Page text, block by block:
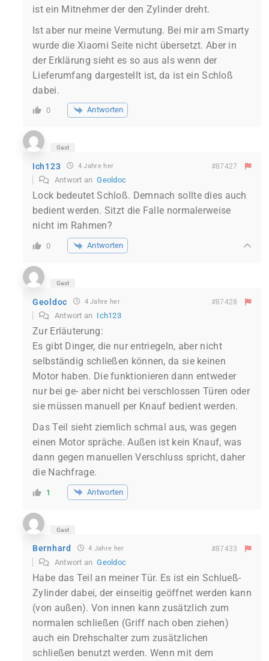
ist ein Mitnehmer der den Zylinder dreht.
Ist aber nur meine Vermutung. Bei mir am Smarty
wurde die Xiaomi Seite nicht übersetzt. Aber in
der Erklärung sieht es so aus als wenn der
Lieferumfang dargestellt ist, da ist ein Schloß
dabei.
0 Antworten
Gast
Ich123 4 Jahre her #87427
Antwort anGeoldoc
Lock bedeutet Schloß. Demnach sollte dies auch
bedient werden. Sitzt die Falle normalerweise
nicht im Rahmen?
0 Antworten
Gast
Geoldoc 4 Jahre her #87428
Antwort an Ich123
Zur Erläuterung:
Es gibt Dinger, die nur entriegeln, aber nicht
selbständig schließen können, da sie keinen
Motor haben. Die funktionieren dann entweder
nur bei ge- aber nicht bei verschlossen Türen oder
sie müssen manuell per Knauf bedient werden.
Das Teil sieht ziemlich schmal aus, was gegen
einen Motor spräche. Außen ist kein Knauf, was
dann gegen manuellen Verschluss spricht, daher
die Nachfrage.
1 Antworten
Gast
Bernhard 4 Jahre her #87433
Antwort anGeoldoc
Habe das Teil an meiner Tür. Es ist ein Schlueß-
Zylinder dabei, der einseitig geöffnet werden kann
(von außen). Von innen kann zusätzlich zum
normalen schließen (Griff nach oben ziehen)
auch ein Drehschalter zum zusätzlichen
schließen benutzt werden. Wenn mit dem